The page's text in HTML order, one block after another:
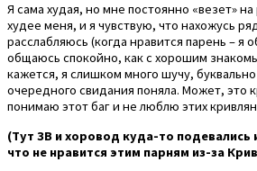
Я сама худая, но мне постоянно «везет»
худее меня, и я чувствую, что нахожусь
расслабляюсь (когда нравится парень – я
общаюсь спокойно, как с хорошим
кажется, я слишком много шучу,
очередного свидания поняла. Может, это
понимаю этот баг и не люблю этих
(Тут ЗВ и хоровод куда-то подевались
что не нравится этим парням из-за